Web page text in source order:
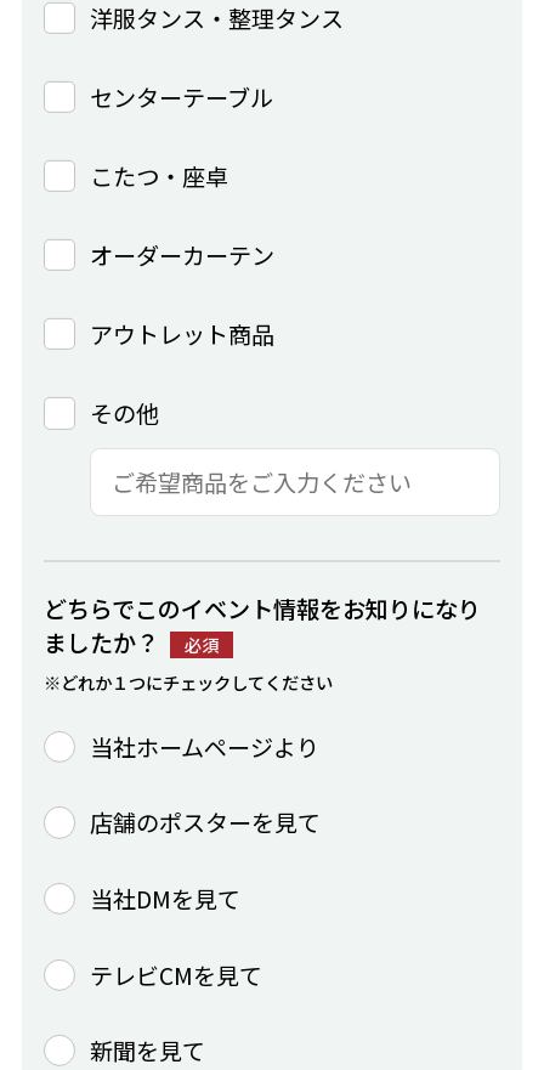
洋服タンス・整理タンス
センターテーブル
こたつ・座卓
オーダーカーテン
アウトレット商品
その他
どちらでこのイベント情報をお知りになり
ましたか？
必須
※どれか１つにチェックしてください
当社ホームページより
店舗のポスターを見て
当社DMを見て
テレビCMを見て
新聞を見て